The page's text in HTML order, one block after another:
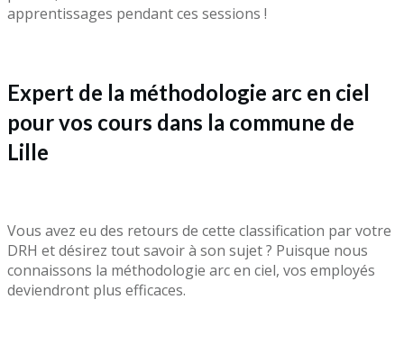
apprentissages pendant ces sessions !
Expert de la méthodologie arc en ciel
pour vos cours dans la commune de
Lille
Vous avez eu des retours de cette classification par votre
DRH et désirez tout savoir à son sujet ? Puisque nous
connaissons la méthodologie arc en ciel, vos employés
deviendront plus efficaces.